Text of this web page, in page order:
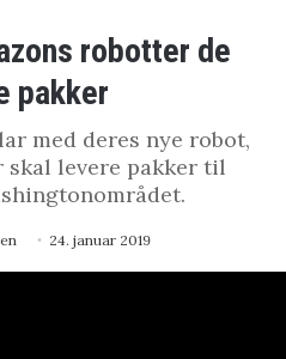
robotter de
pakker
med deres nye robot,
skal levere pakker til
24. januar 2019